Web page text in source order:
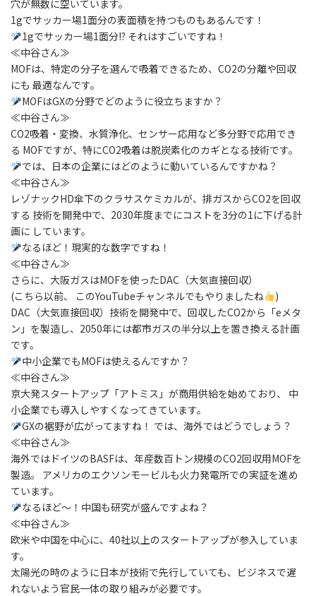
穴が無数に空いています。
1gでサッカー場1面分の表面積を持つものもあるんです！
1gでサッカー場1面分!? それはすごいですね！
≪中谷さん≫
MOFは、特定の分子を選んで吸着できるため、CO2の分離や回収
にも 最適なんです。
MOFはGXの分野でどのように役立ちますか？
≪中谷さん≫
CO2吸着・変換、水質浄化、センサー応用など多分野で応用でき
る MOFですが、特にCO2吸着は脱炭素化のカギとなる技術です。
では、日本の企業にはどのように動いているんですかね？
≪中谷さん≫
レゾナックHD傘下のクラサスケミカルが、排ガスからCO2を回収
する 技術を開発中で、2030年度までにコストを3分の1に下げる計
画に しています。
なるほど！現実的な数字ですね！
≪中谷さん≫
さらに、大阪ガスはMOFを使ったDAC（大気直接回収）
(こちら以前、 このYouTubeチャンネルでもやりましたね
)
DAC（大気直接回収）技術を開発中で、回収したCO2から「eメタ
ン」を製造し、2050年には都市ガスの半分以上を置き換える計画
です。
中小企業でもMOFは使えるんですか？
≪中谷さん≫
京大発スタートアップ「アトミス」が商用供給を始めており、 中
小企業でも導入しやすくなってきています。
GXの裾野が広がってますね！ では、海外ではどうでしょう？
≪中谷さん≫
海外ではドイツのBASFは、年産数百トン規模のCO2回収用MOFを
製造。 アメリカのエクソンモービルも火力発電所での実証を進め
ています。
なるほど～！中国も研究が盛んですよね？
≪中谷さん≫
欧米や中国を中心に、40社以上のスタートアップが参入していま
す。
太陽光の時のように日本が技術で先行していても、ビジネスで遅
れないよう官民一体の取り組みが必要です。